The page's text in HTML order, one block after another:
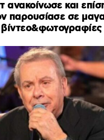
ανακοίνωσε και
παρουσίασε σε